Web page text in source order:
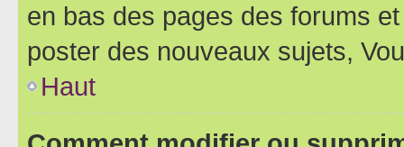
en bas des pages des forums
poster des nouveaux sujets,
Haut